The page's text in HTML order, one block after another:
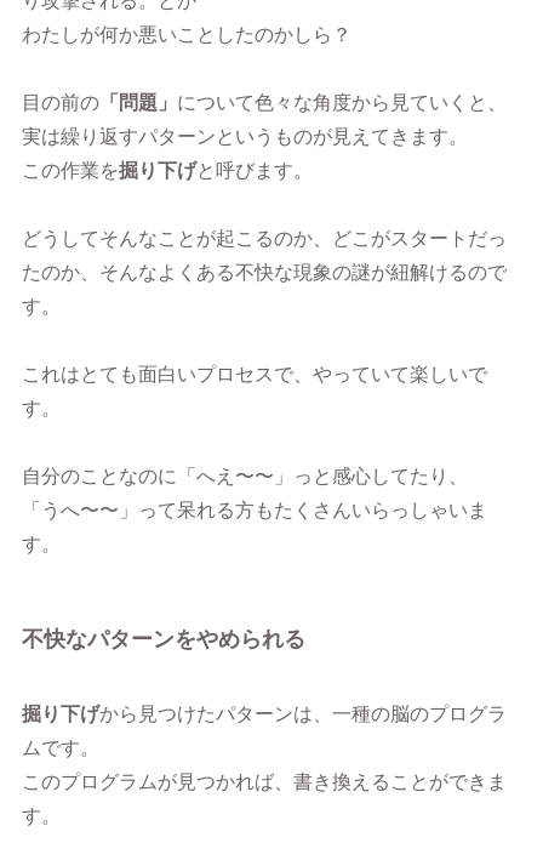
わたしが何か悪いことしたのかしら？
目の前の「問題」 について色々な角度から見ていくと、
実は繰り返すパターンというものが見えてきます。
この作業を掘り下げと呼びます。
どうしてそんなことが起こるのか、どこがスタートだっ
たのか、そんなよくある不快な現象の謎が紐解けるので
す。
これはとても面白いプロセスで、やっていて楽しいで
す。
自分のことなのに「へえ〜〜」っと感心してたり、
「うへ〜〜」って呆れる方もたくさんいらっしゃいま
す。
不快なパターンをやめられる
掘り下げから見つけたパターンは、一種の脳のプログラ
ムです。
このプログラムが見つかれば、書き換えることができま
す。